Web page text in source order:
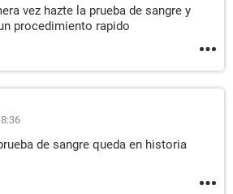
vez hazte la prueba de sangre y
procedimiento rapido
de sangre queda en historia